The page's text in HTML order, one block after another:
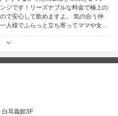
ジです！リーズナブルな料金で極上の
して飲めますよ。 気の合う仲
人様でふらっと立ち寄ってママや女の
からも応援よろしくお願いいたしま
白耳義館3F